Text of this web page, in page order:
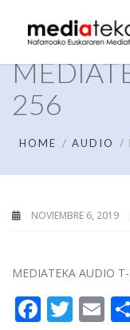
256
HOME AUDIO
NOVIEMBRE 6, 2019
MEDIATEKA AUDIO